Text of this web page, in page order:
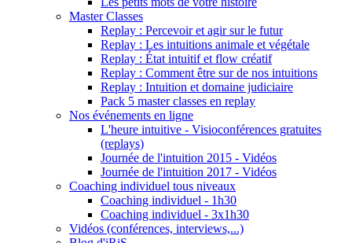
Master Classes
Replay : Percevoir et agir sur le futur
Replay : Les intuitions animale et végétale
Replay : État intuitif et flow créatif
Replay : Comment être sur de nos intuitions
Replay : Intuition et domaine judiciaire
Pack 5 master classes en replay
Nos événements en ligne
L'heure intuitive - Visioconférences gratuites
(replays)
Journée de l'intuition 2015 - Vidéos
Journée de l'intuition 2017 - Vidéos
Coaching individuel tous niveaux
Coaching individuel - 1h30
Coaching individuel - 3x1h30
Vidéos (conférences, interviews,...)